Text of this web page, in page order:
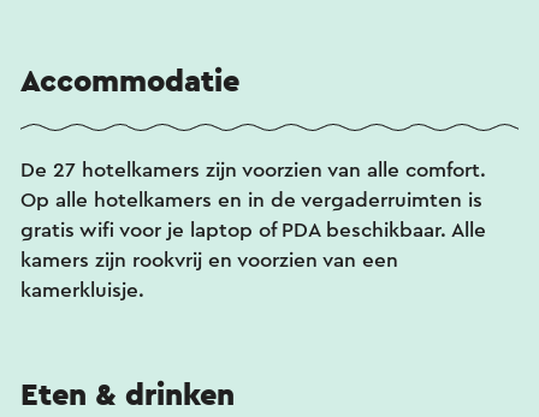
Accommodatie
De 27 hotelkamers zijn voorzien van alle comfort.
Op alle hotelkamers en in de vergaderruimten is
gratis wifi voor je laptop of PDA beschikbaar. Alle
kamers zijn rookvrij en voorzien van een
kamerkluisje.
Eten & drinken